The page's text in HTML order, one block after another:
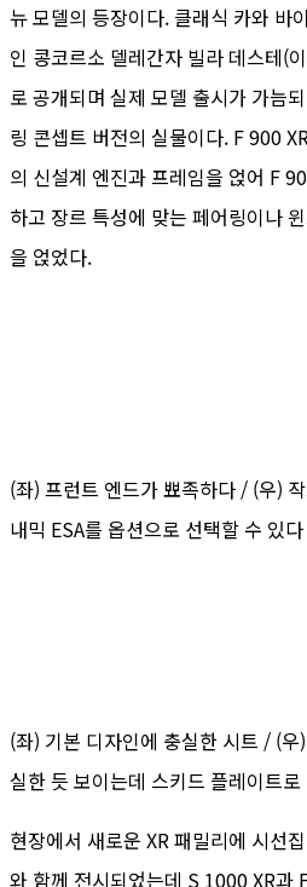
뉴 모델의 등장이다. 클래식 카와 바
인 콩코르소 델레간자 빌라 데스테(
로 공개되며 실제 모델 출시가 가늠
링 콘셉트 버전의 실물이다. F 900
의 신설계 엔진과 프레임을 얹어 F
하고 장르 특성에 맞는 페어링이나
을 얹었다.
(좌) 프런트 엔드가 뾰족하다 / (우)
내믹 ESA를 옵션으로 선택할 수 있다
(좌) 기본 디자인에 충실한 시트 / (
실한 듯 보이는데 스키드 플레이트
현장에서 새로운 XR 패밀리에 시선
와 함께 전시되었는데 S 1000 XR과